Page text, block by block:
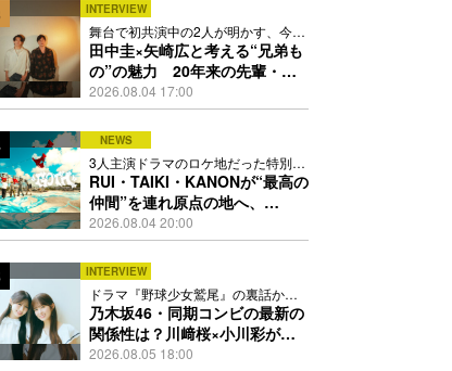
INTERVIEW
舞台で初共演中の2人が明かす、今の
自分をつくる恩人の存在
田中圭×矢崎広と考える“兄弟も
の”の魅力 20年来の先輩・後
輩が初めて見つけた互いの共通
点とは
2026.08.04 17:00
NEWS
3人主演ドラマのロケ地だった特別な
場所で撮影を敢行
RUI・TAIKI・KANONが“最高の
仲間”を連れ原点の地へ、
STARGLOW「GOTH」ダンス
映像公開
2026.08.04 20:00
INTERVIEW
ドラマ『野球少女鷲尾』の裏話から
隠れた素顔にたっぷり迫る
乃木坂46・同期コンビの最新の
関係性は？川﨑桜×小川彩が明
かす互いの推しポイント
2026.08.05 18:00